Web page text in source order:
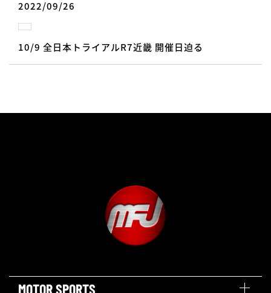
2022/09/26
10/9 全日本トライアルR7近畿 開催日迫る
MOTOR SPORTS